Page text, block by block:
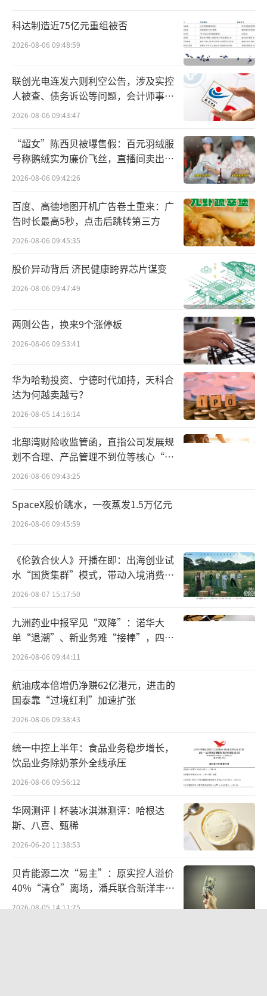
科达制造近75亿元重组被否
2026-08-06 09:48:59
联创光电连发六则利空公告，涉及实控
人被查、债务诉讼等问题，会计师事务
所曾出具“保留意见”
2026-08-06 09:43:47
“超女”陈西贝被曝售假：百元羽绒服
号称鹅绒实为廉价飞丝，直播间卖出超
百万元
2026-08-06 09:42:26
百度、高德地图开机广告卷土重来：广
告时长最高5秒，点击后跳转第三方
2026-08-06 09:45:35
股价异动背后 济民健康跨界芯片谋变
2026-08-06 09:47:49
两则公告，换来9个涨停板
2026-08-06 09:53:41
华为哈勃投资、宁德时代加持，天科合
达为何越卖越亏？
2026-08-05 14:16:14
北部湾财险收监管函，直指公司发展规
划不合理、产品管理不到位等核心“痛
点”
2026-08-06 09:43:25
SpaceX股价跳水，一夜蒸发1.5万亿元
2026-08-06 09:45:59
《伦敦合伙人》开播在即：出海创业试
水“国货集群”模式，带动入境消费反
向种草
2026-08-07 15:17:50
九洲药业中报罕见“双降”：诺华大
单“退潮”、新业务难“接棒”，四大
难关待闯
2026-08-06 09:44:11
航油成本倍增仍净赚62亿港元，进击的
国泰靠“过境红利”加速扩张
2026-08-06 09:38:43
统一中控上半年：食品业务稳步增长，
饮品业务除奶茶外全线承压
2026-08-06 09:56:12
华网测评丨杯装冰淇淋测评：哈根达
斯、八喜、甄稀
2026-06-20 11:38:53
贝肯能源二次“易主”：原实控人溢价
40%“清仓”离场，潘兵联合新洋丰、
宏科百世拟入主
2026-08-05 14:11:25